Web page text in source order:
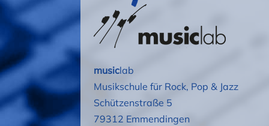
musiclab
Musikschule für Rock, Pop & Jazz
Schützenstraße 5
79312 Emmendingen